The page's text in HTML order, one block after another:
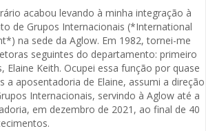
acabou levando à minha integração à
de Grupos Internacionais (*International
na sede da Aglow. Em 1982, tornei-me
seguintes do departamento: primeiro
Elaine Keith. Ocupei essa função por quase
a aposentadoria de Elaine, assumi a direção
Internacionais, servindo à Aglow até a
em dezembro de 2021, ao final de 40